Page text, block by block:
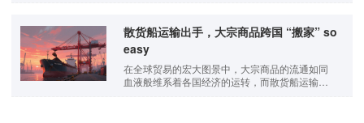
与市场的重要纽带。​
散货船运输出手，大宗商品跨国 “搬家” so
easy
在全球贸易的宏大图景中，大宗商品的流通如同
血液般维系着各国经济的运转，而散货船运输以